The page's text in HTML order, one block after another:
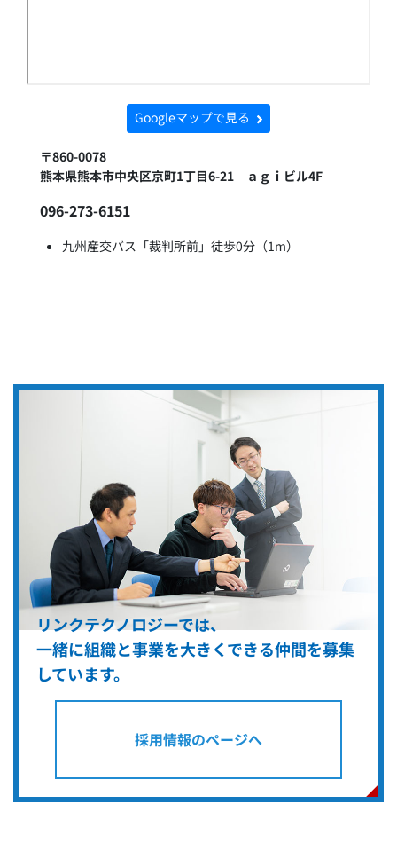
Googleマップで見る
〒860-0078
熊本県熊本市中央区京町1丁目6-21 ａｇｉビル4F
096-273-6151
九州産交バス「裁判所前」徒歩0分（1m）
リンクテクノロジーでは、
一緒に組織と事業を大きくできる仲間を募集
しています。
採用情報のページへ